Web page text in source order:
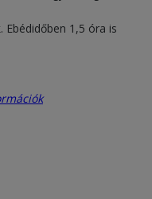
Ebédidőben 1,5 óra is